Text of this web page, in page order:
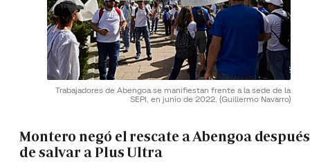
Trabajadores de Abengoa se manifiestan frente a la sede de la
SEPI, en junio de 2022. (Guillermo Navarro)
Montero negó el rescate a Abengoa después
de salvar a Plus Ultra